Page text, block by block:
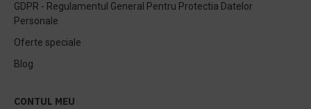
GDPR - Regulamentul General Pentru Protectia Datelor
Personale
Oferte speciale
Blog
CONTUL MEU